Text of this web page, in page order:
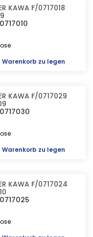
KAWA F/0717018
zu legen
KAWA F/0717029
zu legen
KAWA F/0717024